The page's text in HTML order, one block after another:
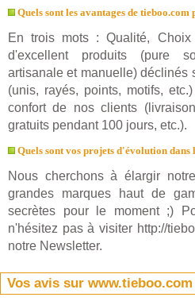
Quels sont les avantages de
En trois mots : Qualité,
d'excellent produits (pure
artisanale et manuelle) déclinés
(unis, rayés, points, motifs,
confort de nos clients
gratuits pendant 100 jours, etc.).
Quels sont vos projets d'évolution dans
Nous cherchons à élargir
grandes marques haut de
secrètes pour le moment ;)
n'hésitez pas à visiter http://
notre Newsletter.
Vos avis sur